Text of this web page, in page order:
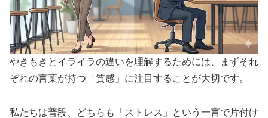
やきもきとイライラの違いを理解するためには、まずそれ
ぞれの言葉が持つ「質感」に注目することが大切です。
私たちは普段、どちらも「ストレス」という一言で片付け